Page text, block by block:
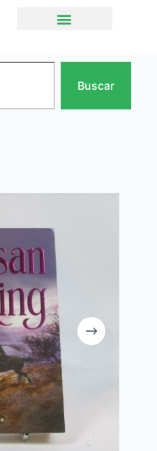
Buscar